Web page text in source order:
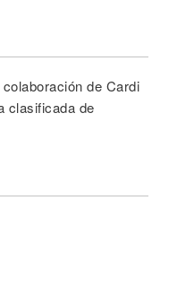
de Cardi
clasificada de